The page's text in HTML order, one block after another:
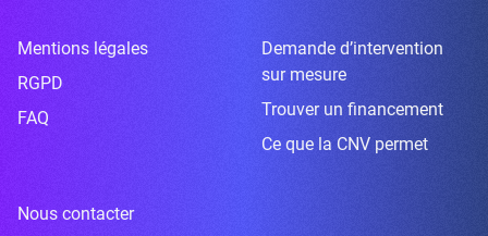
Mentions légales
RGPD
FAQ
Demande d’intervention
sur mesure
Trouver un financement
Ce que la CNV permet
Nous contacter